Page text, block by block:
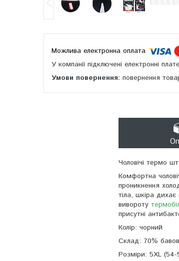
У компанії підключені електронні
повернення
Чоловічі термо
Комфортна
проникнення
тіла, шкіра
вивороту
присутні
Колір: чорний
Склад: 70%
Розміри: 5XL